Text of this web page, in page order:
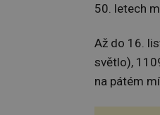
50. letech
Až do 16.
světlo),
na pátém